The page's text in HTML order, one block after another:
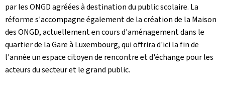
par les ONGD agréées à destination du public scolaire. La
réforme s'accompagne également de la création de la Maison
des ONGD, actuellement en cours d'aménagement dans le
quartier de la Gare à Luxembourg, qui offrira d'ici la fin de
l'année un espace citoyen de rencontre et d'échange pour les
acteurs du secteur et le grand public.